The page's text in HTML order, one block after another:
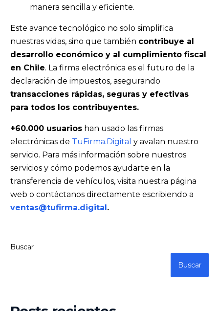
manera sencilla y eficiente.
Este avance tecnológico no solo simplifica
nuestras vidas, sino que también contribuye al
desarrollo económico y al cumplimiento fiscal
en Chile. La firma electrónica es el futuro de la
declaración de impuestos, asegurando
transacciones rápidas, seguras y efectivas
para todos los contribuyentes.
+60.000 usuarios han usado las firmas
electrónicas de TuFirma.Digital y avalan nuestro
servicio. Para más información sobre nuestros
servicios y cómo podemos ayudarte en la
transferencia de vehículos, visita nuestra página
web o contáctanos directamente escribiendo a
ventas@tufirma.digital.
Buscar
Buscar